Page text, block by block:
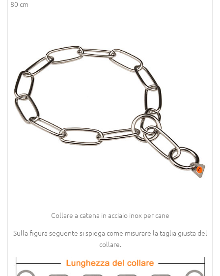
80 cm
Collare a catena in acciaio inox per cane
Sulla figura seguente si spiega come misurare la taglia giusta del
collare.